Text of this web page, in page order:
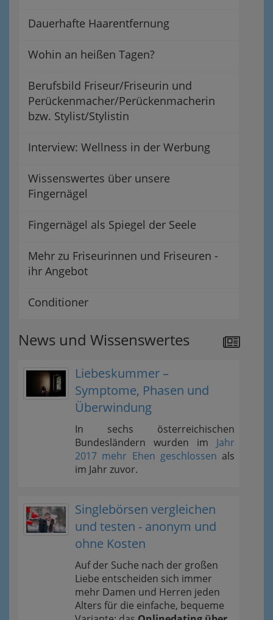
Dauerhafte Haarentfernung
Wohin an heißen Tagen?
Berufsbild Friseur/Friseurin und
Perückenmacher/Perückenmacherin
bzw. Stylist/Stylistin
Interview: Wellness in der Werbung
Wissenswertes über unsere
Fingernägel
Fingernägel als Spiegel der Seele
Mehr zu Friseurinnen und Friseuren -
ihr Angebot
Conditioner
News und Wissenswertes
Liebeskummer –
Symptome, Phasen und
Überwindung
In sechs österreichischen
Bundesländern wurden im Jahr
2017 mehr Ehen geschlossen als
im Jahr zuvor.
Singlebörsen vergleichen
und testen - anonym und
ohne Kosten
Auf der Suche nach der großen
Liebe entscheiden sich immer
mehr Damen und Herren jeden
Alters für die einfache, bequeme